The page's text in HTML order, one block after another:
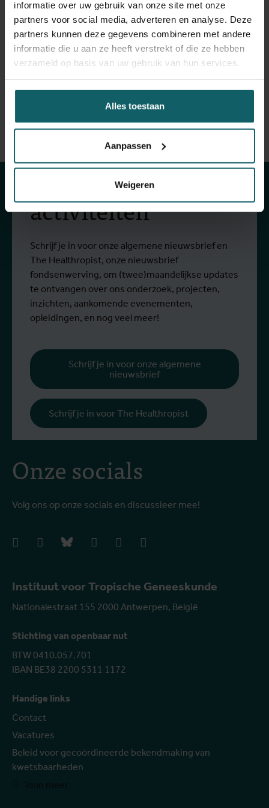
informatie over uw gebruik van onze site met onze
partners voor social media, adverteren en analyse. Deze
partners kunnen deze gegevens combineren met andere
informatie die u aan ze heeft verstrekt of die ze hebben
verzameld op basis van uw gebruik van hun services.
Alles toestaan
Aanpassen
Weigeren
wenst te zien, moet je een afspraak maken.
Maak een afspraak
Instituut voor Tropische Geneeskunde
Nationalestraat 155 2000 Antwerpen, België
Stichting van openbaar nut
BTW 0410.057.701
IBAN BE38 2200 5311 1172
Handige links
Contact
Vacatures
Beleid voor gecoördineerde bekendmaking van
kwetsbaarheden
Onze socials
Volg ons op onze socials en discussieer mee!
facebookinstagrambluesky linkedIn youtube
Blijf op de hoogte
van onze
activiteiten
Schrijf je in voor onze algemene nieuwsbrief en
The Healthropist, onze nieuwsbrief
fondsenwerving, om (twee)maandelijkse updates
te ontvangen over ons onderzoek, projecten,
inzichten, aankomende evenementen,
opleidingen, en nog veel meer!
Schrijf je in voor onze algemene
nieuwsbrief
Schrijf je in voor The Healthropist